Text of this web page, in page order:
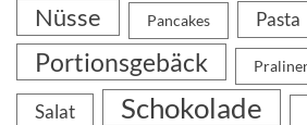
Nüsse Pancakes Pasta
Portionsgebäck
Salat Schokolade